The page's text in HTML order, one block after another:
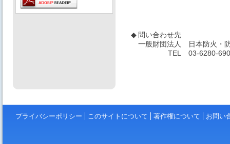
◆ 問い合わせ先
一般財団法人
日本防火・
TEL
03-6280-
プライバシーポリシー このサイトについて 著作権について お問い